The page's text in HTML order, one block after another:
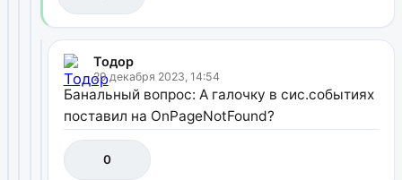
Тодор
29 декабря 2023, 14:54
Банальный вопрос: А галочку в сис.событиях
поставил на OnPageNotFound?
0